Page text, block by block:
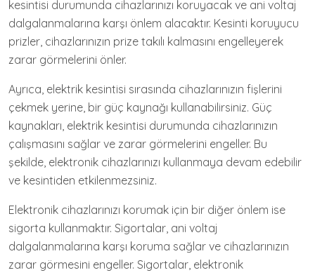
kesintisi durumunda cihazlarınızı koruyacak ve ani voltaj
dalgalanmalarına karşı önlem alacaktır. Kesinti koruyucu
prizler, cihazlarınızın prize takılı kalmasını engelleyerek
zarar görmelerini önler.
Ayrıca, elektrik kesintisi sırasında cihazlarınızın fişlerini
çekmek yerine, bir güç kaynağı kullanabilirsiniz. Güç
kaynakları, elektrik kesintisi durumunda cihazlarınızın
çalışmasını sağlar ve zarar görmelerini engeller. Bu
şekilde, elektronik cihazlarınızı kullanmaya devam edebilir
ve kesintiden etkilenmezsiniz.
Elektronik cihazlarınızı korumak için bir diğer önlem ise
sigorta kullanmaktır. Sigortalar, ani voltaj
dalgalanmalarına karşı koruma sağlar ve cihazlarınızın
zarar görmesini engeller. Sigortalar, elektronik